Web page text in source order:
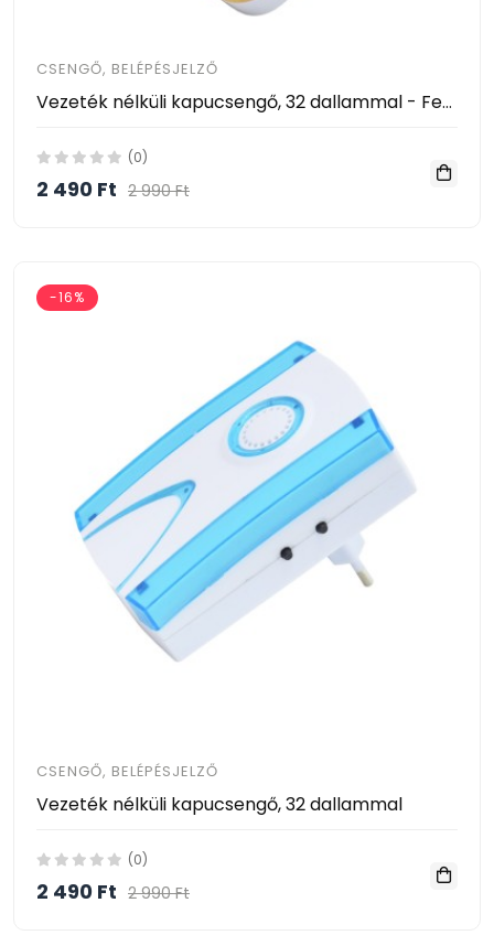
CSENGŐ, BELÉPÉSJELZŐ
Vezeték nélküli kapucsengő, 32 dallammal - Fehér-Sárga
(0)
2 490 Ft 2 990 Ft
-16%
CSENGŐ, BELÉPÉSJELZŐ
Vezeték nélküli kapucsengő, 32 dallammal
(0)
2 490 Ft 2 990 Ft